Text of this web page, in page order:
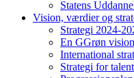
Statens
Vision, værdier og
Strategi 2024-
En GGrøn vision
International
Strategi for